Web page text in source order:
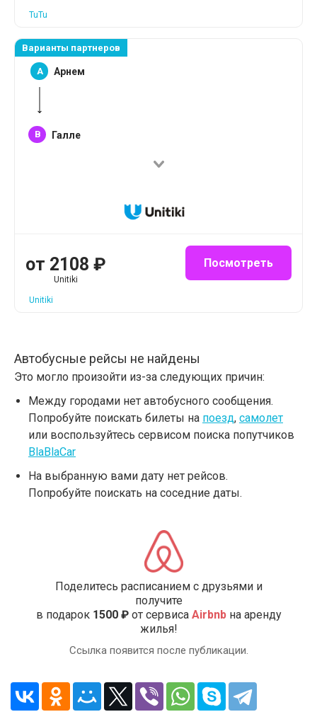
TuTu
Варианты партнеров
A Арнем
B Галле
от 2108 ₽
Unitiki
Посмотреть
Unitiki
Автобусные рейсы не найдены
Это могло произойти из-за следующих причин:
Между городами нет автобусного сообщения.
Попробуйте поискать билеты на поезд, самолет
или воспользуйтесь сервисом поиска попутчиков
BlaBlaCar
На выбранную вами дату нет рейсов.
Попробуйте поискать на соседние даты.
Поделитесь расписанием с друзьями и
получите
в подарок 1500 ₽от сервиса Airbnbна аренду
жилья!
Ссылка появится после публикации.